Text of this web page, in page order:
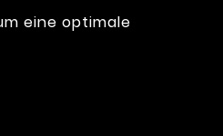
eine optimale